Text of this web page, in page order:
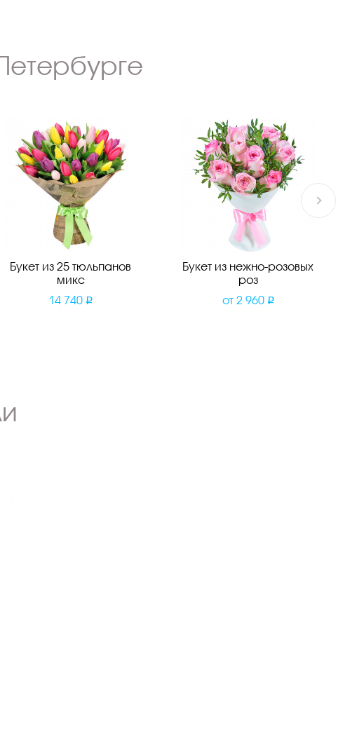
Букет из 25 тюльпанов
микс
14 740
Букет из нежно-розовых
роз
от 2 960